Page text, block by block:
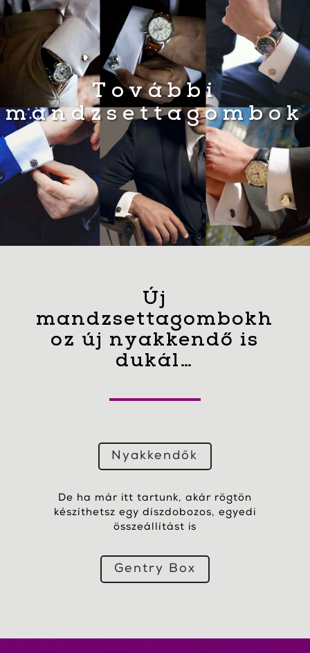
További
mandzsettagombok
Új
mandzsettagombokh
oz új nyakkendő is
dukál…
Nyakkendők
De ha már itt tartunk, akár rögtön
készíthetsz egy díszdobozos, egyedi
összeállítást is
Gentry Box